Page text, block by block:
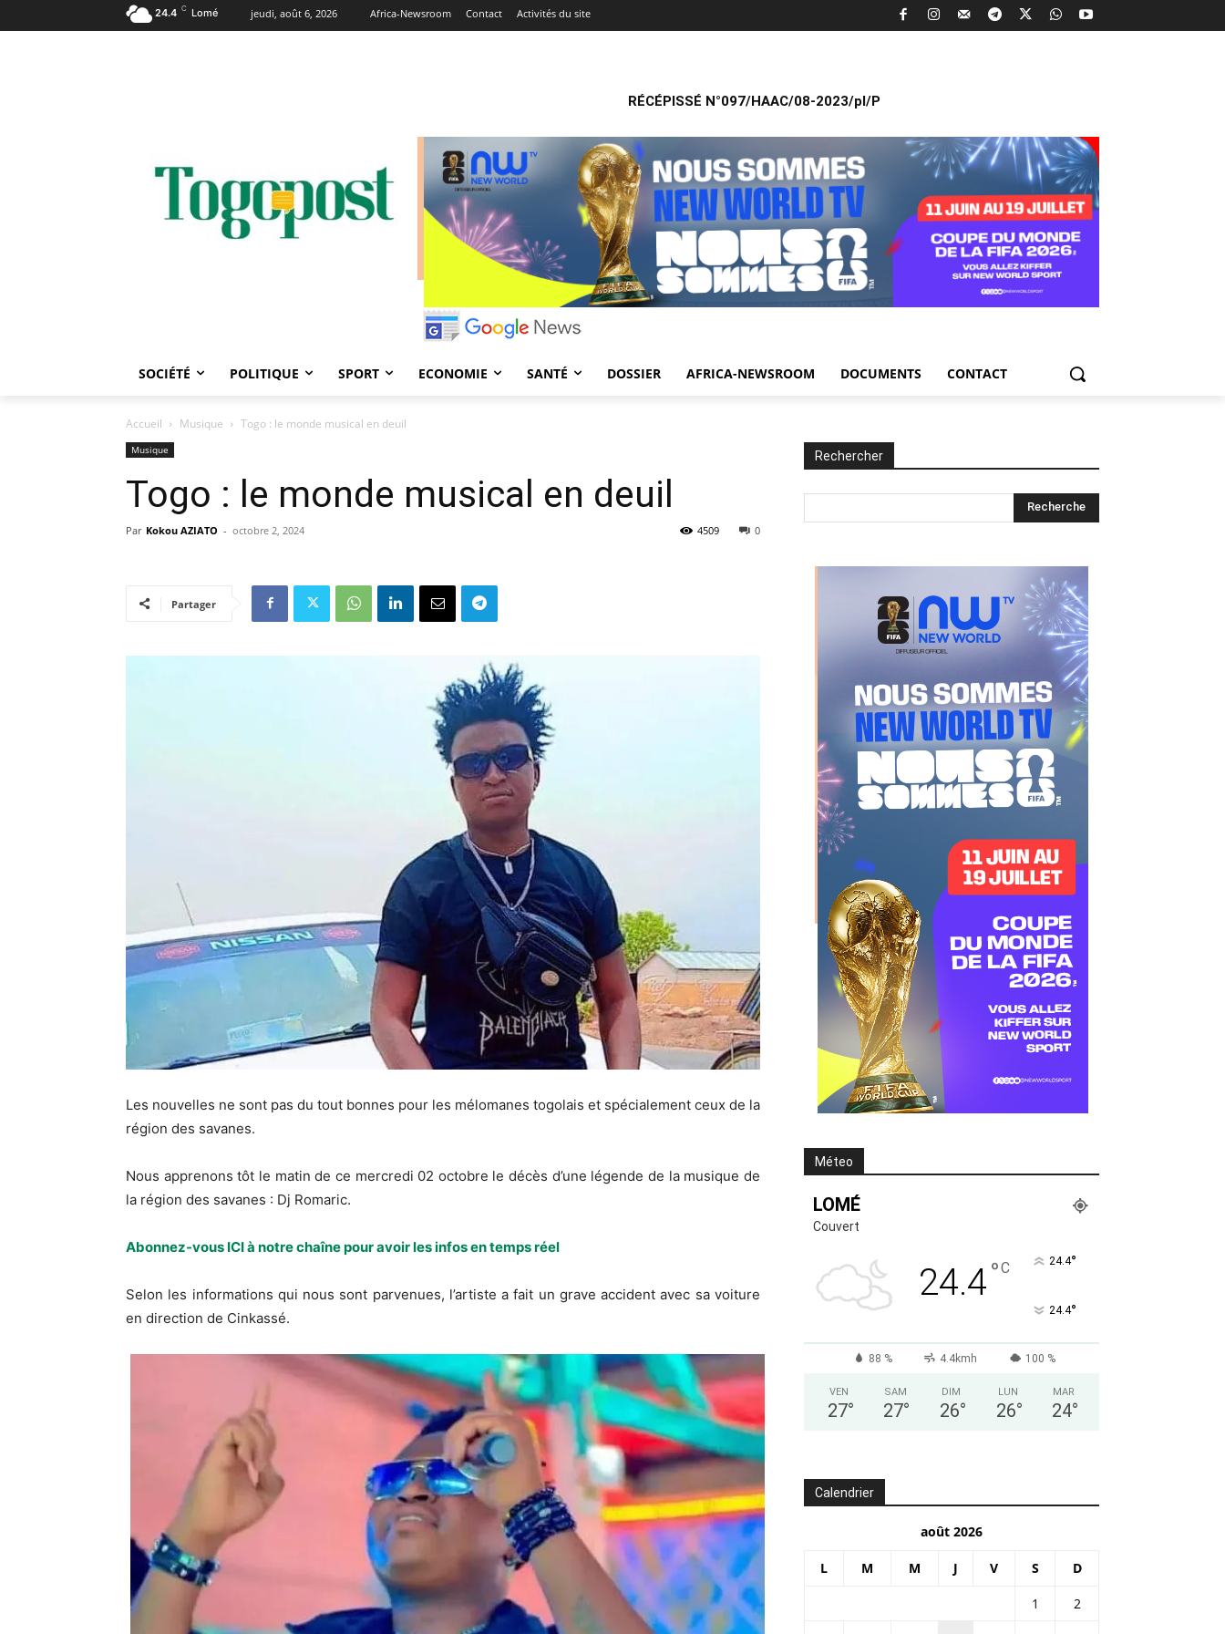
24.4 C Lomé jeudi, août 6, 2026 Africa-Newsroom Contact Activités du site
RÉCÉPISSÉ N°097/HAAC/08-2023/pl/P
SOCIÉTÉ POLITIQUE SPORT ECONOMIE SANTÉ DOSSIER AFRICA-NEWSROOM DOCUMENTS CONTACT
Accueil Musique Togo : le monde musical en deuil
Musique
Togo : le monde musical en deuil
Par Kokou AZIATO - octobre 2, 2024 0
4509
Partager
Les nouvelles ne sont pas du tout bonnes pour les mélomanes togolais et spécialement ceux de la
région des savanes.
Nous apprenons tôt le matin de ce mercredi 02 octobre le décès d’une légende de la musique de
la région des savanes : Dj Romaric.
Abonnez-vous ICI à notre chaîne pour avoir les infos en temps réel
Selon les informations qui nous sont parvenues, l’artiste a fait un grave accident avec sa voiture
en direction de Cinkassé.
Rechercher
Méteo
LOMÉ
Couvert
24.4°C 24.4°
24.4°
88 % 4.4kmh 100 %
VEN
27°
SAM
27°
DIM
26°
LUN
26°
MAR
24°
Calendrier
août 2026
L M M J V S D
1
2